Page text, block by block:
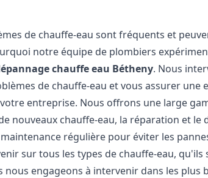
de chauffe-eau sont fréquents et
notre équipe de plombiers
chauffe eau Bétheny. Nous
de chauffe-eau et vous assurer une
entreprise. Nous offrons une large
nouveaux chauffe-eau, la réparation et le
régulière pour éviter les
sur tous les types de chauffe-eau, qu'ils
nous engageons à intervenir dans les plus